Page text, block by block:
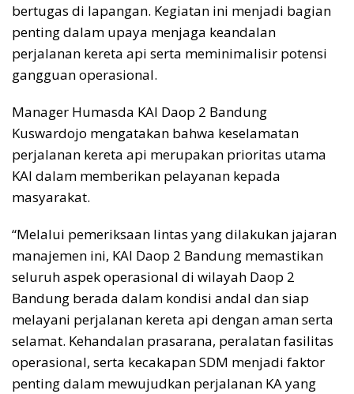
bertugas di lapangan. Kegiatan ini menjadi bagian
penting dalam upaya menjaga keandalan
perjalanan kereta api serta meminimalisir potensi
gangguan operasional.
Manager Humasda KAI Daop 2 Bandung
Kuswardojo mengatakan bahwa keselamatan
perjalanan kereta api merupakan prioritas utama
KAI dalam memberikan pelayanan kepada
masyarakat.
“Melalui pemeriksaan lintas yang dilakukan jajaran
manajemen ini, KAI Daop 2 Bandung memastikan
seluruh aspek operasional di wilayah Daop 2
Bandung berada dalam kondisi andal dan siap
melayani perjalanan kereta api dengan aman serta
selamat. Kehandalan prasarana, peralatan fasilitas
operasional, serta kecakapan SDM menjadi faktor
penting dalam mewujudkan perjalanan KA yang